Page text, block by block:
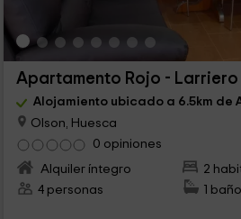
Apartamento Rojo - Larriero
Alojamiento ubicado a 6.5km de
Olson, Huesca
0 opiniones
Alquiler íntegro
2
4 personas
1